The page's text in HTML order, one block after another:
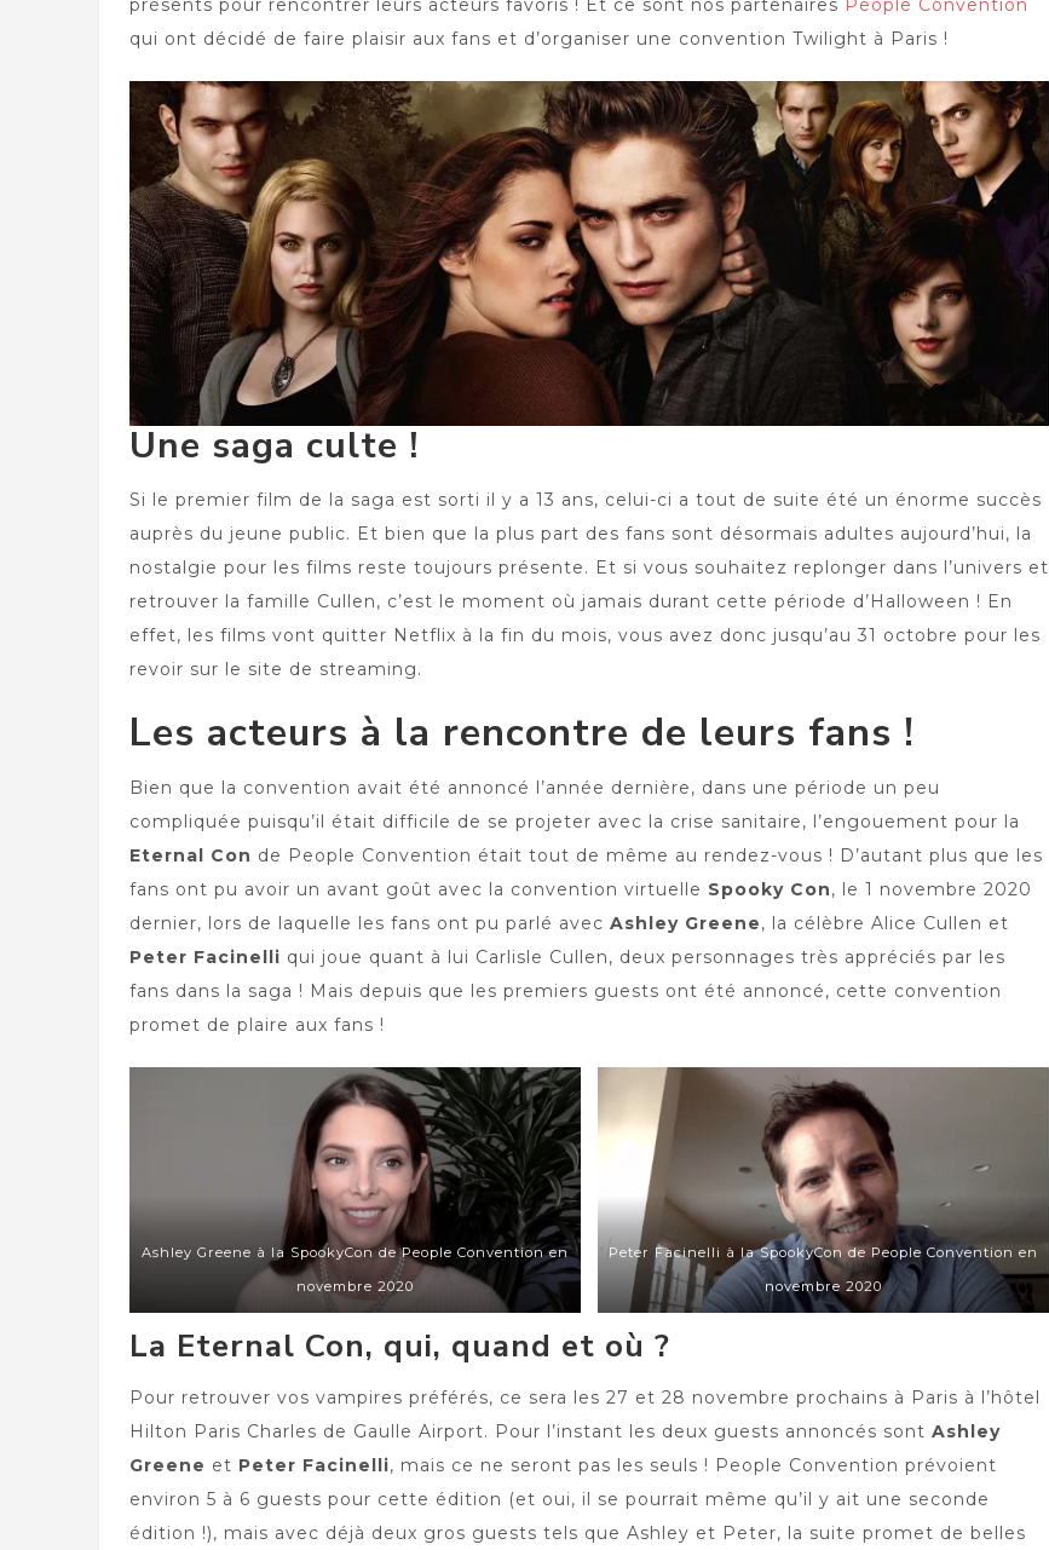
présents pour rencontrer leurs acteurs favoris ! Et ce sont nos partenaires People Convention
qui ont décidé de faire plaisir aux fans et d’organiser une convention Twilight à Paris !
Une saga culte !
Si le premier film de la saga est sorti il y a 13 ans, celui-ci a tout de suite été un énorme succès
auprès du jeune public. Et bien que la plus part des fans sont désormais adultes aujourd’hui, la
nostalgie pour les films reste toujours présente. Et si vous souhaitez replonger dans l’univers et
retrouver la famille Cullen, c’est le moment où jamais durant cette période d’Halloween ! En
effet, les films vont quitter Netflix à la fin du mois, vous avez donc jusqu’au 31 octobre pour les
revoir sur le site de streaming.
Les acteurs à la rencontre de leurs fans !
Bien que la convention avait été annoncé l’année dernière, dans une période un peu
compliquée puisqu’il était difficile de se projeter avec la crise sanitaire, l’engouement pour la
Eternal Con de People Convention était tout de même au rendez-vous ! D’autant plus que les
fans ont pu avoir un avant goût avec la convention virtuelle Spooky Con, le 1 novembre 2020
dernier, lors de laquelle les fans ont pu parlé avec Ashley Greene, la célèbre Alice Cullen et
Peter Facinelli qui joue quant à lui Carlisle Cullen, deux personnages très appréciés par les
fans dans la saga ! Mais depuis que les premiers guests ont été annoncé, cette convention
promet de plaire aux fans !
Ashley Greene à la SpookyCon de People Convention en
novembre 2020
Peter Facinelli à la SpookyCon de People Convention en
novembre 2020
La Eternal Con, qui, quand et où ?
Pour retrouver vos vampires préférés, ce sera les 27 et 28 novembre prochains à Paris à l’hôtel
Hilton Paris Charles de Gaulle Airport. Pour l’instant les deux guests annoncés sont Ashley
Greene et Peter Facinelli, mais ce ne seront pas les seuls ! People Convention prévoient
environ 5 à 6 guests pour cette édition (et oui, il se pourrait même qu’il y ait une seconde
édition !), mais avec déjà deux gros guests tels que Ashley et Peter, la suite promet de belles